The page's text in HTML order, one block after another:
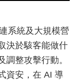
系統及大規模營
決於駭客能做什
調整攻擊行動。
資安，在 AI 導